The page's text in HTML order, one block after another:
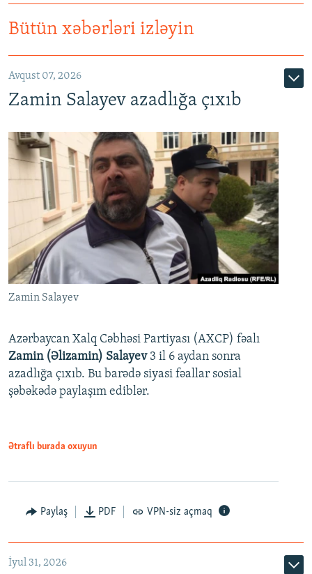
Bütün xəbərləri izləyin
Avqust 07, 2026
Zamin Salayev azadlığa çıxıb
Zamin Salayev
Azərbaycan Xalq Cəbhəsi Partiyası (AXCP) fəalı
Zamin (Əlizamin) Salayev 3 il 6 aydan sonra
azadlığa çıxıb. Bu barədə siyasi fəallar sosial
şəbəkədə paylaşım ediblər.
Ətraflı burada oxuyun
Paylaş PDF VPN-siz açmaq
İyul 31, 2026